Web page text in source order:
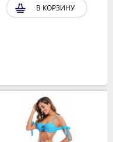
В КОРЗИНУ